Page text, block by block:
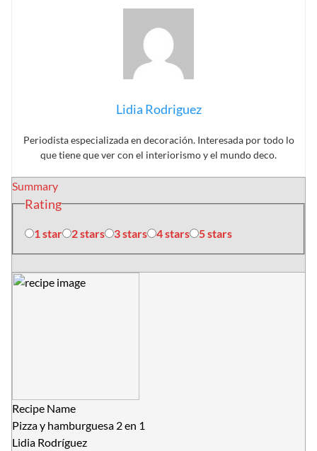
Lidia Rodriguez
Periodista especializada en decoración. Interesada por todo lo
que tiene que ver con el interiorismo y el mundo deco.
Summary
Rating
1 star 2 stars 3 stars 4 stars 5 stars
Recipe Name
Pizza y hamburguesa 2 en 1
Lidia Rodríguez